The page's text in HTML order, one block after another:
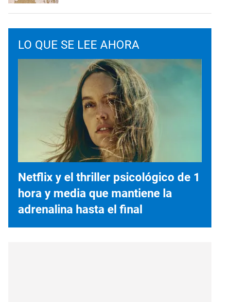
LO QUE SE LEE AHORA
Netflix y el thriller psicológico de 1
hora y media que mantiene la
adrenalina hasta el final